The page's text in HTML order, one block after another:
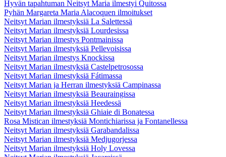
Hyvän tapahtuman Neitsyt Maria ilmestyi Quitossa
Pyhän Margareta Maria Alacoquen ilmoitukset
Neitsyt Marian ilmestyksiä La Salettessä
Neitsyt Marian ilmestyksiä Lourdesissa
Neitsyt Marian ilmestys Pontmainissa
Neitsyt Marian ilmestyksiä Pellevoisissa
Neitsyt Marian ilmestys Knockissa
Neitsyt Marian ilmestyksiä Castelpetrosossa
Neitsyt Marian ilmestyksiä Fátimassa
Neitsyt Marian ja Herran ilmestyksiä Campinassa
Neitsyt Marian ilmestyksiä Beauraingissa
Neitsyt Marian ilmestyksiä Heedessä
Neitsyt Marian ilmestyksiä Ghiaie di Bonatessa
Rosa Mistican ilmestyksiä Montichiarissa ja Fontanellessa
Neitsyt Marian ilmestyksiä Garabandalissa
Neitsyt Marian ilmestyksiä Medjugorjessa
Neitsyt Marian ilmestyksiä Holy Lovessa